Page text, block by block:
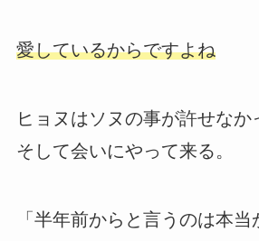
愛しているからですよね
ヒョヌはソヌの事が許せなか
そして会いにやって来る。
「半年前からと言うのは本